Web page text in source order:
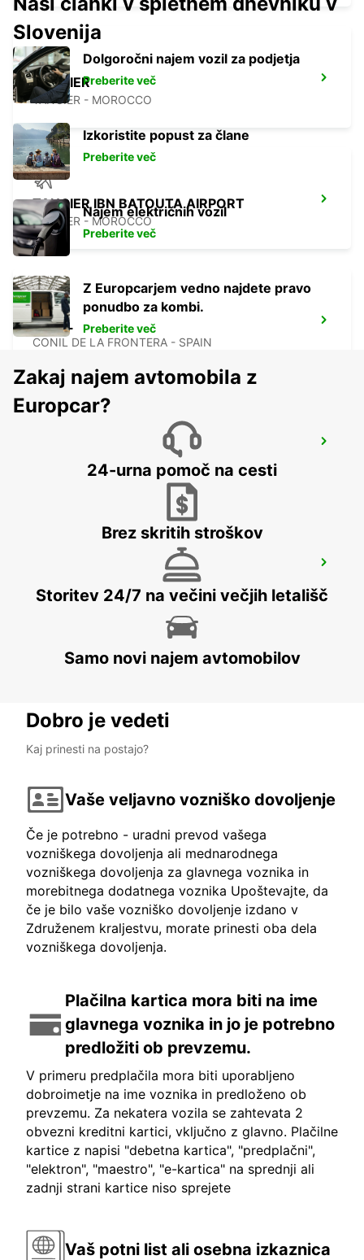
TANGIER
TANGIER - MOROCCO
TANGIER IBN BATOUTA AIRPORT
TANGIER - MOROCCO
CONIL
CONIL DE LA FRONTERA - SPAIN
RABAT - MOROCCO
CHICLANA DE LA FRONTERA - SPAIN
Slovenija
Dolgoročni najem vozil za podjetja
Preberite več
Izkoristite popust za člane
Preberite več
Najem električnih vozil
Preberite več
Z Europcarjem vedno najdete pravo
ponudbo za kombi.
Preberite več
Zakaj najem avtomobila z
Europcar?
24-urna pomoč na cesti
Brez skritih stroškov
Storitev 24/7 na večini večjih letališč
Samo novi najem avtomobilov
Dobro je vedeti
Kaj prinesti na postajo?
Vaše veljavno vozniško dovoljenje
Če je potrebno - uradni prevod vašega
vozniškega dovoljenja ali mednarodnega
vozniškega dovoljenja za glavnega voznika in
morebitnega dodatnega voznika Upoštevajte, da
če je bilo vaše vozniško dovoljenje izdano v
Združenem kraljestvu, morate prinesti oba dela
vozniškega dovoljenja.
Plačilna kartica mora biti na ime
glavnega voznika in jo je potrebno
predložiti ob prevzemu.
V primeru predplačila mora biti uporabljeno
dobroimetje na ime voznika in predloženo ob
prevzemu. Za nekatera vozila se zahtevata 2
obvezni kreditni kartici, vključno z glavno. Plačilne
kartice z napisi "debetna kartica", "predplačni",
"elektron", "maestro", "e-kartica" na sprednji ali
zadnji strani kartice niso sprejete
Vaš potni list ali osebna izkaznica